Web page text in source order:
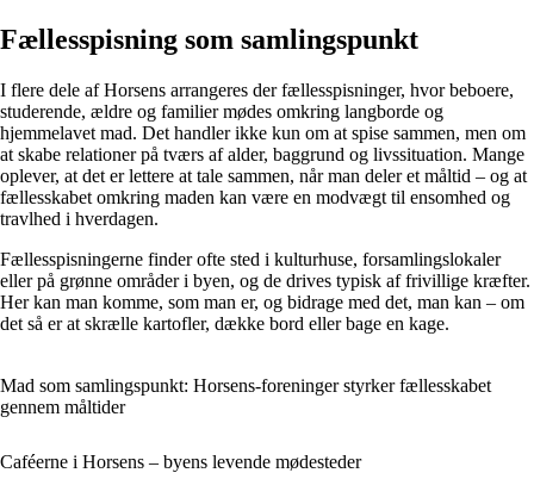
Fællesspisning som samlingspunkt
I flere dele af Horsens arrangeres der fællesspisninger, hvor beboere,
studerende, ældre og familier mødes omkring langborde og
hjemmelavet mad. Det handler ikke kun om at spise sammen, men om
at skabe relationer på tværs af alder, baggrund og livssituation. Mange
oplever, at det er lettere at tale sammen, når man deler et måltid – og at
fællesskabet omkring maden kan være en modvægt til ensomhed og
travlhed i hverdagen.
Fællesspisningerne finder ofte sted i kulturhuse, forsamlingslokaler
eller på grønne områder i byen, og de drives typisk af frivillige kræfter.
Her kan man komme, som man er, og bidrage med det, man kan – om
det så er at skrælle kartofler, dække bord eller bage en kage.
Mad som samlingspunkt: Horsens-foreninger styrker fællesskabet
gennem måltider
Caféerne i Horsens – byens levende mødesteder